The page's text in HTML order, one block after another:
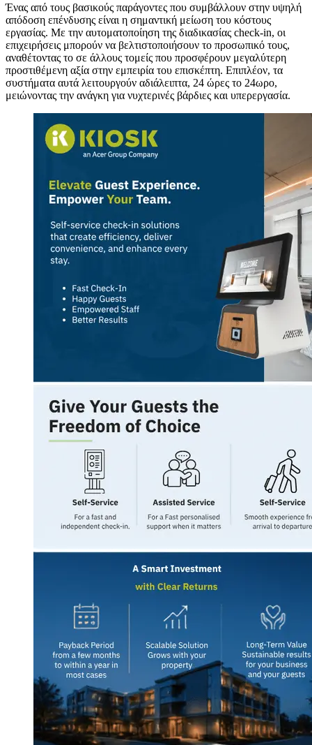
Ένας από τους βασικούς παράγοντες που συμβάλλουν στην υψηλή
απόδοση επένδυσης είναι η σημαντική μείωση του κόστους
εργασίας. Με την αυτοματοποίηση της διαδικασίας check-in, οι
επιχειρήσεις μπορούν να βελτιστοποιήσουν το προσωπικό τους,
αναθέτοντας το σε άλλους τομείς που προσφέρουν μεγαλύτερη
προστιθέμενη αξία στην εμπειρία του επισκέπτη. Επιπλέον, τα
συστήματα αυτά λειτουργούν αδιάλειπτα, 24 ώρες το 24ωρο,
μειώνοντας την ανάγκη για νυχτερινές βάρδιες και υπερεργασία.